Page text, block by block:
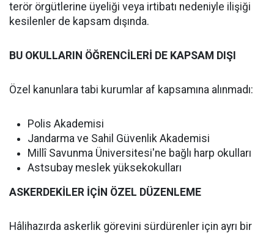
terör örgütlerine üyeliği veya irtibatı nedeniyle ilişiği
kesilenler de kapsam dışında.
BU OKULLARIN ÖĞRENCİLERİ DE KAPSAM DIŞI
Özel kanunlara tabi kurumlar af kapsamına alınmadı:
Polis Akademisi
Jandarma ve Sahil Güvenlik Akademisi
Millî Savunma Üniversitesi'ne bağlı harp okulları
Astsubay meslek yüksekokulları
ASKERDEKİLER İÇİN ÖZEL DÜZENLEME
Hâlihazırda askerlik görevini sürdürenler için ayrı bir